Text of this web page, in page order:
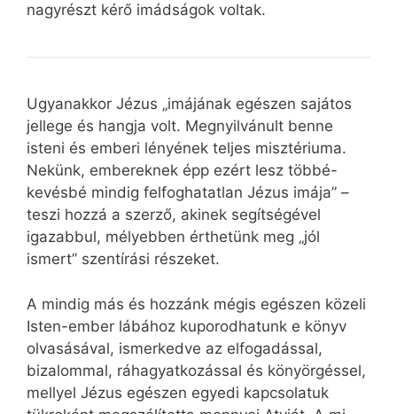
nagyrészt kérő imádságok voltak.
Ugyanakkor Jézus „imájának egészen sajátos
jellege és hangja volt. Megnyilvánult benne
isteni és emberi lényének teljes misztériuma.
Nekünk, embereknek épp ezért lesz többé-
kevésbé mindig felfoghatatlan Jézus imája” –
teszi hozzá a szerző, akinek segítségével
igazabbul, mélyebben érthetünk meg „jól
ismert” szentírási részeket.
A mindig más és hozzánk mégis egészen közeli
Isten-ember lábához kuporodhatunk e könyv
olvasásával, ismerkedve az elfogadással,
bizalommal, ráhagyatkozással és könyörgéssel,
mellyel Jézus egészen egyedi kapcsolatuk